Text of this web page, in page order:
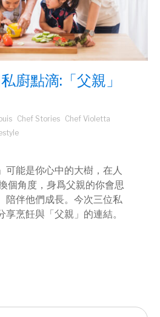
廚點滴:「父親」
Chef Stories Chef Violetta
可能是你心中的大樹，在人
個角度，身爲父親的你會思
陪伴他們成長。今次三位私
享烹飪與「父親」的連結。